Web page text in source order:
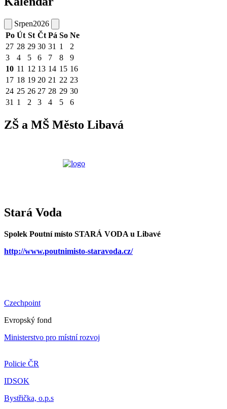
Srpen2026
Po Út St Čt Pá So Ne
27 28 29 30 31 1
2
3
4 5 6 7 8
9
10 11 12 13 14 15 16
17 18 19 20 21 22 23
24 25 26 27 28 29 30
31 1 2 3 4 5 6
ZŠ a MŠ Město Libavá
Stará Voda
Spolek Poutní místo STARÁ VODA u Libavé
http://www.poutnimisto-staravoda.cz/
Czechpoint
Evropský fond
Ministerstvo pro místní rozvoj
Policie ČR
IDSOK
Bystřička, o.p.s